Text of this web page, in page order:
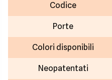
Codice
Porte
Colori disponibili
Neopatentati